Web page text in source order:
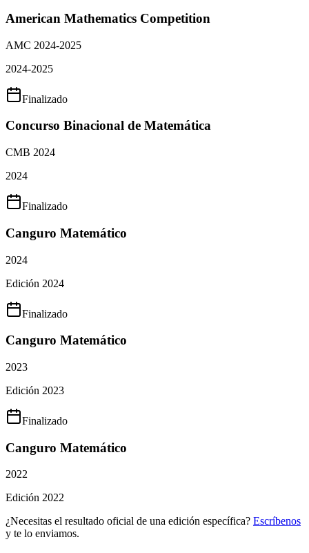
American Mathematics Competition
AMC 2024-2025
2024-2025
Finalizado
Concurso Binacional de Matemática
CMB 2024
2024
Finalizado
Canguro Matemático
2024
Edición 2024
Finalizado
Canguro Matemático
2023
Edición 2023
Finalizado
Canguro Matemático
2022
Edición 2022
¿Necesitas el resultado oficial de una edición específica? Escríbenos
y te lo enviamos.